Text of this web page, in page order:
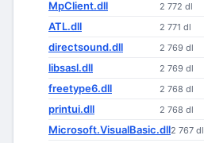
MpClient.dll 2 772 dl
ATL.dll 2 771 dl
directsound.dll 2 769 dl
libsasl.dll 2 769 dl
freetype6.dll 2 768 dl
printui.dll 2 768 dl
Microsoft.VisualBasic.dll2 767 dl